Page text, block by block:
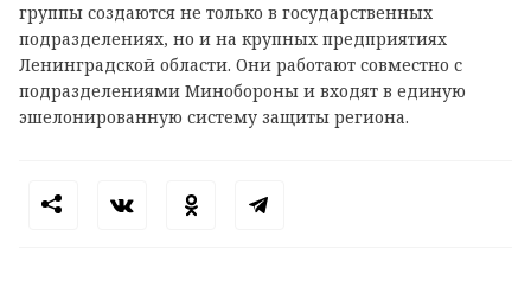
группы создаются не только в государственных
подразделениях, но и на крупных предприятиях
Ленинградской области. Они работают совместно с
подразделениями Минобороны и входят в единую
эшелонированную систему защиты региона.